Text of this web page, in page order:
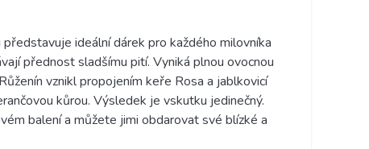
ideální dárek pro každého milovníka
přednost sladšímu pití. Vyniká plnou ovocnou
vznikl propojením keře Rosa a jablkovicí
kůrou. Výsledek je vskutku jedinečný.
balení a můžete jimi obdarovat své blízké a